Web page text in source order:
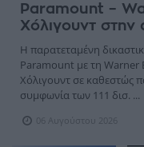
Paramount –
Χόλιγουντ στην
Η παρατεταμένη
Paramount με τη Warner
Χόλιγουντ σε καθεστώς
συμφωνία των 111 δισ. ...
06 Αυγούστου 2026